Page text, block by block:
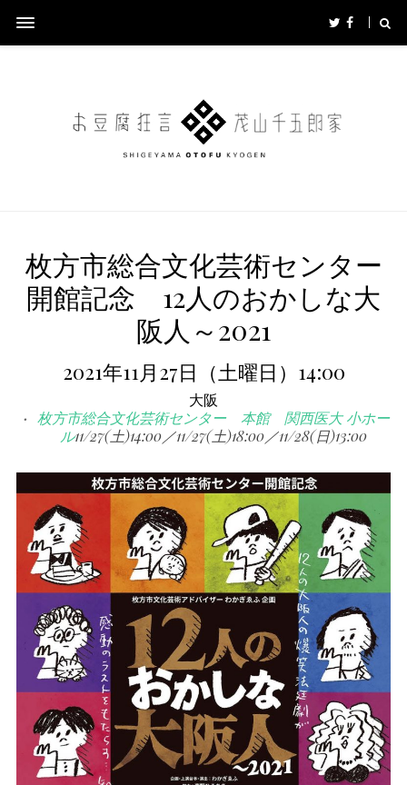
枚方市総合文化芸術センター
開館記念 12人のおかしな大
阪人～2021
2021年11月27日（土曜日）14:00
大阪
枚方市総合文化芸術センター 本館 関西医大 小ホー
ル11/27(土)14:00／11/27(土)18:00／11/28(日)13:00